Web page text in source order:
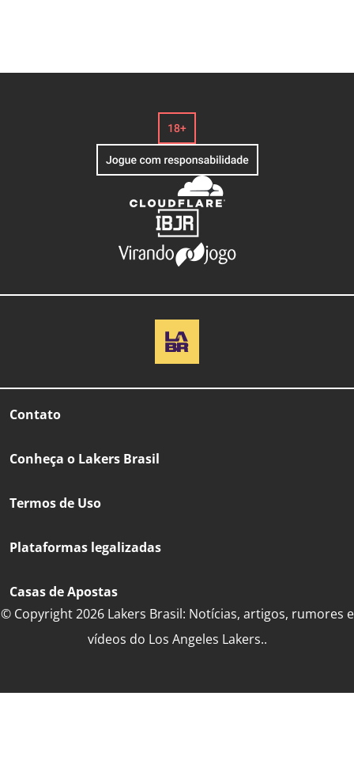
Contato
Conheça o Lakers Brasil
Termos de Uso
Plataformas legalizadas
Casas de Apostas
© Copyright 2026 Lakers Brasil: Notícias, artigos, rumores e
vídeos do Los Angeles Lakers..